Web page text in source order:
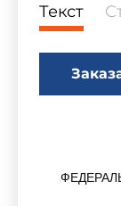
Текст